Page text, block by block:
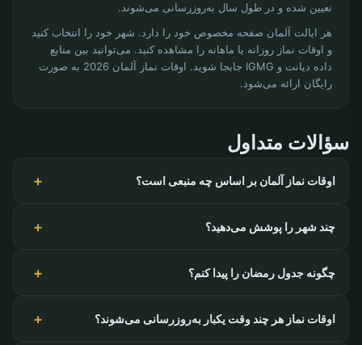
تعیین شده و در طول سال به‌روزرسانی می‌شوند.
هر ایالت آلمان صفحه مخصوص خود را دارد. شهر خود را انتخاب کنید
و اوقات نماز روزانه یا ماهانه را مشاهده کنید. می‌توانید بین منابع
داده دیانت و IGMG جابجا شوید. اوقات نماز آلمان 2026 به صورت
رایگان ارائه می‌شود.
سؤالات متداول
اوقات نماز آلمان بر اساس چه منبعی است؟
چند شهر را پوشش می‌دهید؟
چگونه جدول رمضان را پیدا کنم؟
اوقات نماز هر چند وقت یکبار به‌روزرسانی می‌شوند؟